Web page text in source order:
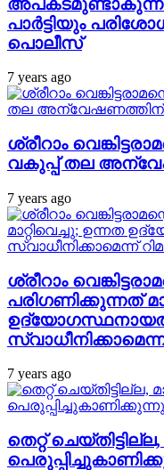
പാര്‍ട്ടിയും
പൊലീസ്
7 years ago
ശ്രീറാം
വകുപ്പ് തല
7 years ago
ശ്രീറാം
പരിഗണിക്കുന്നത്
സ്വാധീനിക്കാമെന്ന്
7 years ago
തെറ്റ്